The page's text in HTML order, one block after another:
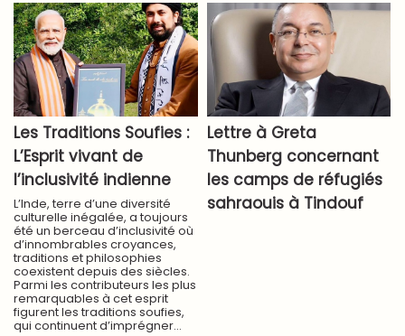
Les Traditions Soufies :
L’Esprit vivant de
l’inclusivité indienne
L’Inde, terre d’une diversité
culturelle inégalée, a toujours
été un berceau d’inclusivité où
d’innombrables croyances,
traditions et philosophies
coexistent depuis des siècles.
Parmi les contributeurs les plus
remarquables à cet esprit
figurent les traditions soufies,
qui continuent d’imprégner...
Lettre à Greta
Thunberg concernant
les camps de réfugiés
sahraouis à Tindouf